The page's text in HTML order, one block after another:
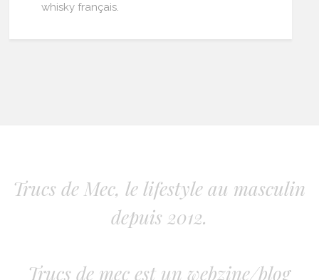
whisky français.
Trucs de Mec, le lifestyle au masculin
depuis 2012.
Trucs de mec est un webzine/blog